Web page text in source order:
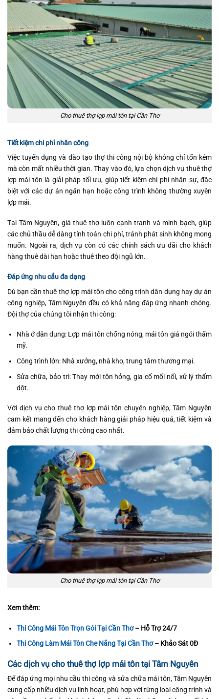
Cho thuê thợ lợp mái tôn tại Cần Thơ
Tiết kiệm chi phí nhân công
Việc tuyển dụng và đào tạo thợ thi công nội bộ không chỉ tốn kém
mà còn mất nhiều thời gian. Thay vào đó, lựa chọn dịch vụ thuê thợ
lợp mái tôn là giải pháp tối ưu, giúp tiết kiệm chi phí nhân sự, đặc
biệt với các dự án ngắn hạn hoặc công trình không thường xuyên
lợp mái.
Tại Tâm Nguyên, giá thuê thợ luôn cạnh tranh và minh bạch, giúp
các chủ thầu dễ dàng tính toán chi phí, tránh phát sinh không mong
muốn. Ngoài ra, dịch vụ còn có các chính sách ưu đãi cho khách
hàng thuê dài hạn hoặc thuê theo đội ngũ lớn.
Đáp ứng nhu cầu đa dạng
Dù bạn cần thuê thợ lợp mái tôn cho công trình dân dụng hay dự án
công nghiệp, Tâm Nguyên đều có khả năng đáp ứng nhanh chóng.
Đội thợ của chúng tôi nhận thi công:
Nhà ở dân dụng: Lợp mái tôn chống nóng, mái tôn giả ngói thẩm
mỹ.
Công trình lớn: Nhà xưởng, nhà kho, trung tâm thương mại.
Sửa chữa, bảo trì: Thay mới tôn hỏng, gia cố mối nối, xử lý thấm
dột.
Với dịch vụ cho thuê thợ lợp mái tôn chuyên nghiệp, Tâm Nguyên
cam kết mang đến cho khách hàng giải pháp hiệu quả, tiết kiệm và
đảm bảo chất lượng thi công cao nhất.
Cho thuê thợ lợp mái tôn tại Cần Thơ
Xem thêm:
Thi Công Mái Tôn Trọn Gói Tại Cần Thơ– Hỗ Trợ 24/7
Thi Công Làm Mái Tôn Che Nắng Tại Cần Thơ– Khảo Sát 0Đ
Các dịch vụ cho thuê thợ lợp mái tôn tại Tâm Nguyên
Để đáp ứng mọi nhu cầu thi công và sửa chữa mái tôn, Tâm Nguyên
cung cấp nhiều dịch vụ linh hoạt, phù hợp với từng loại công trình và